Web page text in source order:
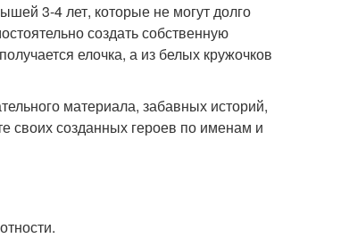
3-4 лет, которые не могут долго
создать собственную
елочка, а из белых кружочков
материала, забавных историй,
своих созданных героев по именам и